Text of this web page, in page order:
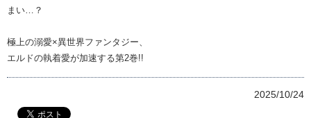
まい…？
極上の溺愛×異世界ファンタジー、
エルドの執着愛が加速する第2巻!!
2025/10/24